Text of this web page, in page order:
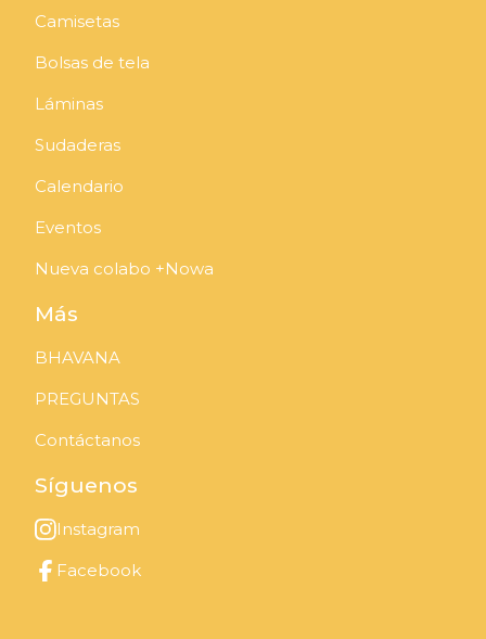
Camisetas
Bolsas de tela
Láminas
Sudaderas
Calendario
Eventos
Nueva colabo +Nowa
Más
BHAVANA
PREGUNTAS
Contáctanos
Síguenos
Instagram
Facebook